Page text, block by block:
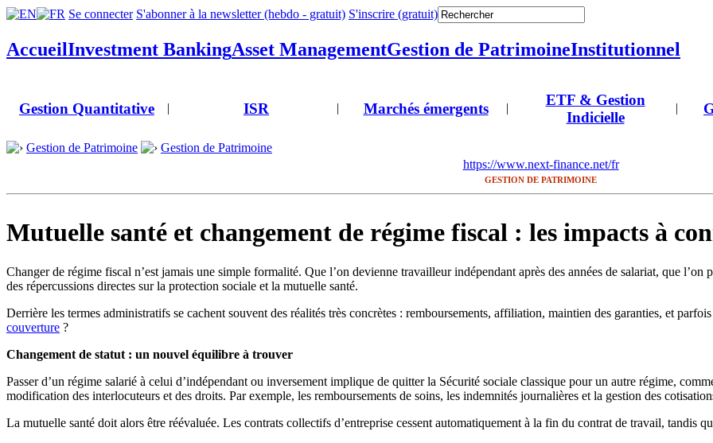
Se connecter S'abonner à la newsletter (hebdo - gratuit) S'inscrire (gratuit)
AccueilInvestment BankingAsset ManagementGestion de PatrimoineInstitutionnel
Gestion Quantitative | ISR | Marchés émergents |
ETF & Gestion
Indicielle
|
Gestion de Patrimoine
Gestion de Patrimoine
https://www.next-finance.net/fr
GESTION DE PATRIMOINE
Mutuelle santé et changement de régime fiscal : les impacts à
Changer de régime fiscal n’est jamais une simple formalité. Que l’on devienne travailleur indépendant après des années de salariat, que l’on
des répercussions directes sur la protection sociale et la mutuelle santé.
Derrière les termes administratifs se cachent souvent des réalités très concrètes : remboursements, affiliation, maintien des garanties, et
couverture ?
Changement de statut : un nouvel équilibre à trouver
Passer d’un régime salarié à celui d’indépendant ou inversement implique de quitter la Sécurité sociale classique pour un autre régime,
modification des interlocuteurs et des droits. Par exemple, les remboursements de soins, les indemnités journalières et la gestion des
La mutuelle santé doit alors être réévaluée. Les contrats collectifs d’entreprise cessent automatiquement à la fin du contrat de travail, tandis